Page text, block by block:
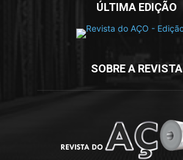
ÚLTIMA EDIÇÃO
SOBRE A REVISTA